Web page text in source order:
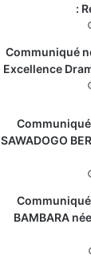
:
Communiqué
Excellence
SAWADOGO
BAMBARA